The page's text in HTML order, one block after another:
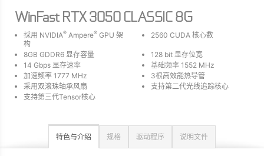
WinFast RTX 3050 CLASSIC 8G
採用 NVIDIA® Ampere® GPU 架
构
2560 CUDA 核心数
8GB GDDR6 显存容量
128 bit 显存位宽
14 Gbps 显存速率
基础频率 1552 MHz
加速频率 1777 MHz
3根高效能热导管
采用双滚珠轴承风扇
支持第二代光线追踪核心
支持第三代Tensor核心
特色与介绍 规格 驱动程序 说明文件